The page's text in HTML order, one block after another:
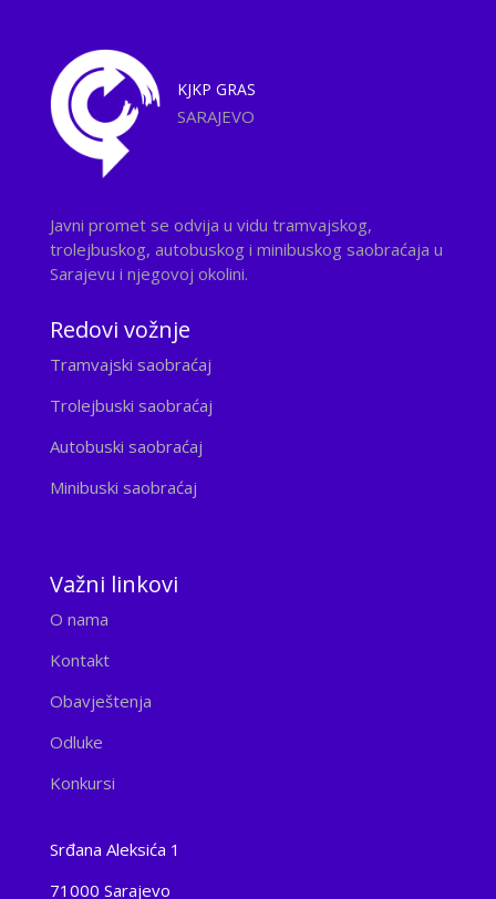
KJKP GRAS
SARAJEVO
Javni promet se odvija u vidu tramvajskog,
trolejbuskog, autobuskog i minibuskog saobraćaja u
Sarajevu i njegovoj okolini.
Redovi vožnje
Tramvajski saobraćaj
Trolejbuski saobraćaj
Autobuski saobraćaj
Minibuski saobraćaj
Važni linkovi
O nama
Kontakt
Obavještenja
Odluke
Konkursi
Srđana Aleksića 1
71000 Sarajevo